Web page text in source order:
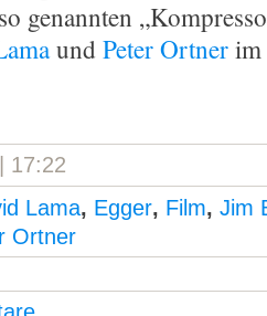
genannten
undPeter Ortnerim
17:22
Lama, Egger, Film, Jim
Ortner